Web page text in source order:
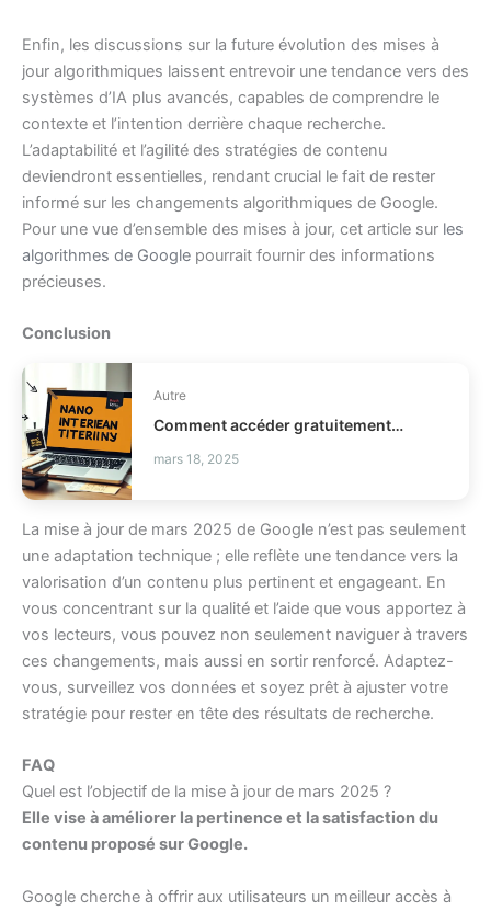
Enfin, les discussions sur la future évolution des mises à
jour algorithmiques laissent entrevoir une tendance vers des
systèmes d’IA plus avancés, capables de comprendre le
contexte et l’intention derrière chaque recherche.
L’adaptabilité et l’agilité des stratégies de contenu
deviendront essentielles, rendant crucial le fait de rester
informé sur les changements algorithmiques de Google.
Pour une vue d’ensemble des mises à jour, cet article sur les
algorithmes de Google pourrait fournir des informations
précieuses.
Conclusion
Autre
Comment accéder gratuitement à Nano Banana pour préparer vos interviews ?
mars 18, 2025
La mise à jour de mars 2025 de Google n’est pas seulement
une adaptation technique ; elle reflète une tendance vers la
valorisation d’un contenu plus pertinent et engageant. En
vous concentrant sur la qualité et l’aide que vous apportez à
vos lecteurs, vous pouvez non seulement naviguer à travers
ces changements, mais aussi en sortir renforcé. Adaptez-
vous, surveillez vos données et soyez prêt à ajuster votre
stratégie pour rester en tête des résultats de recherche.
FAQ
Quel est l’objectif de la mise à jour de mars 2025 ?
Elle vise à améliorer la pertinence et la satisfaction du
contenu proposé sur Google.
Google cherche à offrir aux utilisateurs un meilleur accès à